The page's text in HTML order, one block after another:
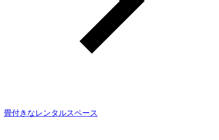
畳付きなレンタルスペース